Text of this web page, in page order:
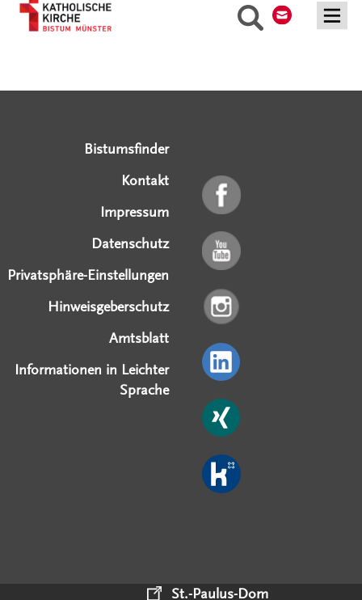
Suche
Bistumsfinder
Kontakt
Impressum
Datenschutz
Privatsphäre-Einstellungen
Hinweisgeberschutz
Amtsblatt
Informationen in Leichter
Sprache
St.-Paulus-Dom